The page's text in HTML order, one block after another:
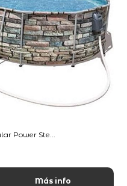
Power Ste...
Más info